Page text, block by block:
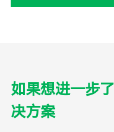
如果想进一步
决方案